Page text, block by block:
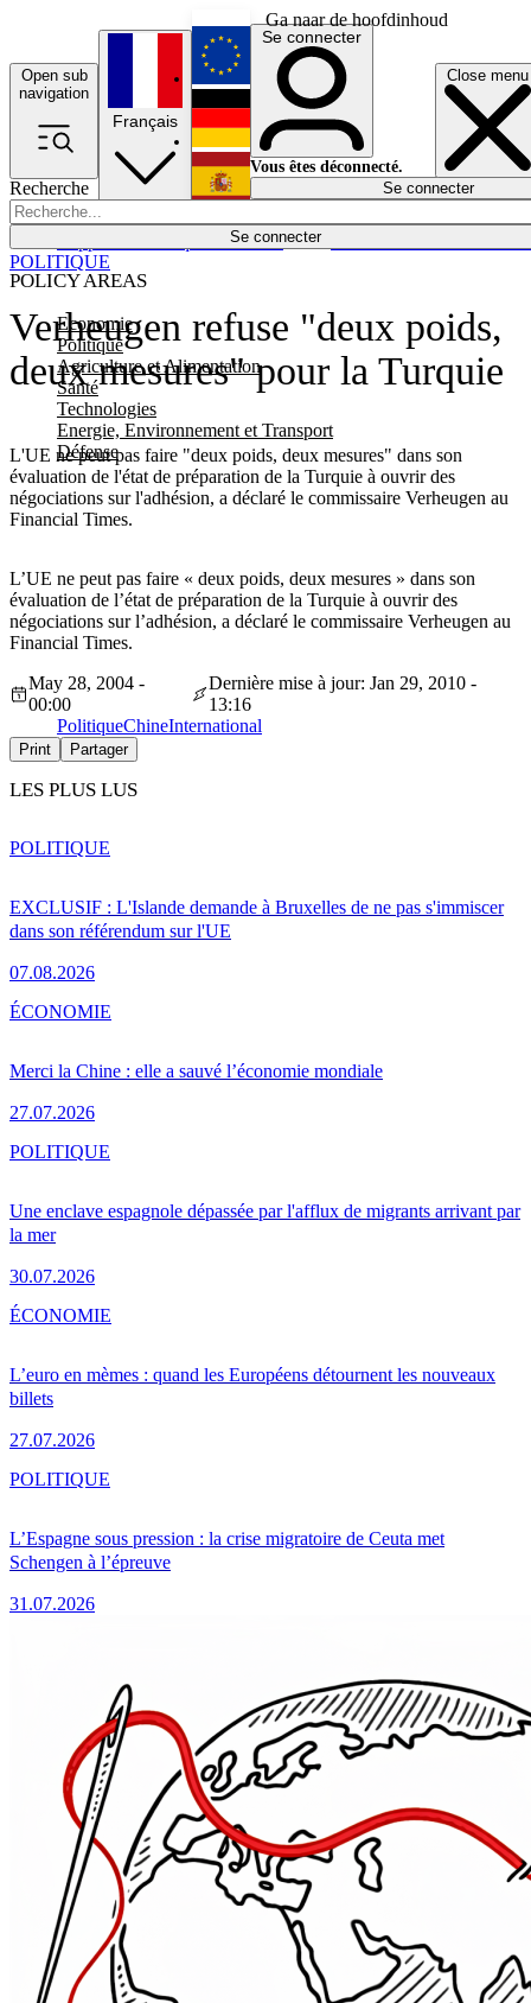
Ga naar de hoofdinhoud
Open sub
navigation
Close menu
Recherche
Se connecter
POLICY AREAS
Economie
Politique
Agriculture et Alimentation
Santé
Technologies
Energie, Environnement et Transport
Défense
Économie
Français
English
Deutsch
Español
Se connecter
Vous êtes déconnecté.
Se connecter
Verheugen refuse "deux poids,
deux mesures" pour la Turquie
L'UE ne peut pas faire "deux poids, deux mesures" dans son
évaluation de l'état de préparation de la Turquie à ouvrir des
négociations sur l'adhésion, a déclaré le commissaire Verheugen au
Financial Times.
POLITIQUE
L’UE ne peut pas faire « deux poids, deux mesures » dans son
évaluation de l’état de préparation de la Turquie à ouvrir des
négociations sur l’adhésion, a déclaré le commissaire Verheugen au
Financial Times.
May 28, 2004 -
00:00
Dernière mise à jour: Jan 29, 2010 -
13:16
PolitiqueChineInternational
Print Partager
LES PLUS LUS
EXCLUSIF : L'Islande demande à Bruxelles de ne pas s'immiscer
dans son référendum sur l'UE
07.08.2026
POLITIQUE
Merci la Chine : elle a sauvé l’économie mondiale
27.07.2026
ÉCONOMIE
Une enclave espagnole dépassée par l'afflux de migrants arrivant par
la mer
30.07.2026
POLITIQUE
L’euro en mèmes : quand les Européens détournent les nouveaux
billets
27.07.2026
ÉCONOMIE
L’Espagne sous pression : la crise migratoire de Ceuta met
Schengen à l’épreuve
31.07.2026
POLITIQUE